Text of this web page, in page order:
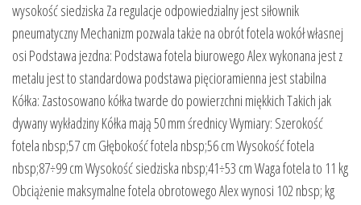
wysokość siedziska Za regulacje odpowiedzialny jest siłownik
pneumatyczny Mechanizm pozwala także na obrót fotela wokół własnej
osi Podstawa jezdna: Podstawa fotela biurowego Alex wykonana jest z
metalu jest to standardowa podstawa pięcioramienna jest stabilna
Kółka: Zastosowano kółka twarde do powierzchni miękkich Takich jak
dywany wykładziny Kółka mają 50 mm średnicy Wymiary: Szerokość
fotela nbsp;57 cm Głębokość fotela nbsp;56 cm Wysokość fotela
nbsp;87÷99 cm Wysokość siedziska nbsp;41÷53 cm Waga fotela to 11 kg
Obciążenie maksymalne fotela obrotowego Alex wynosi 102 nbsp; kg